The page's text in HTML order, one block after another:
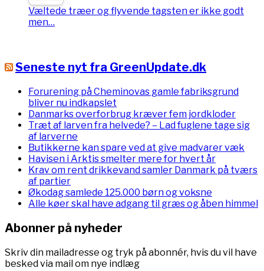
Væltede træer og flyvende tagsten er ikke godt
men…
Seneste nyt fra GreenUpdate.dk
Forurening på Cheminovas gamle fabriksgrund
bliver nu indkapslet
Danmarks overforbrug kræver fem jordkloder
Træt af larven fra helvede? – Lad fuglene tage sig
af larverne
Butikkerne kan spare ved at give madvarer væk
Havisen i Arktis smelter mere for hvert år
Krav om rent drikkevand samler Danmark på tværs
af partier
Økodag samlede 125.000 børn og voksne
Alle køer skal have adgang til græs og åben himmel
Abonner på nyheder
Skriv din mailadresse og tryk på abonnér, hvis du vil have
besked via mail om nye indlæg